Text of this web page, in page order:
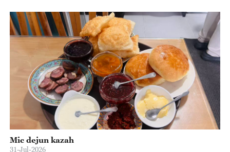
Mic dejun kazah
31-Jul-2026